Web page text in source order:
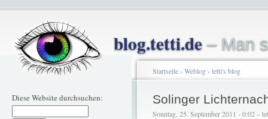
blog.tetti.de– Man
Diese Website durchsuchen:
Startseite› Weblog› tetti's blog
Solinger
Sonntag, 25. September 2011 - 0:02 –